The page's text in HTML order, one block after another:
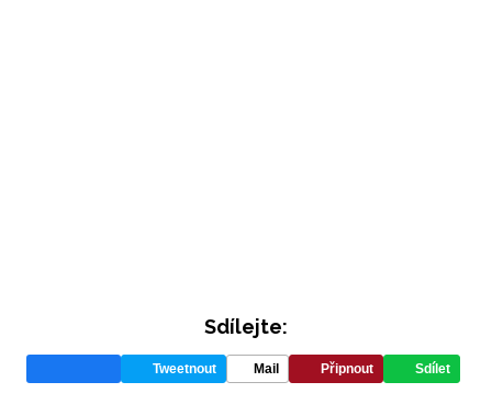
Sdílejte:
Tweetnout Mail Připnout Sdílet